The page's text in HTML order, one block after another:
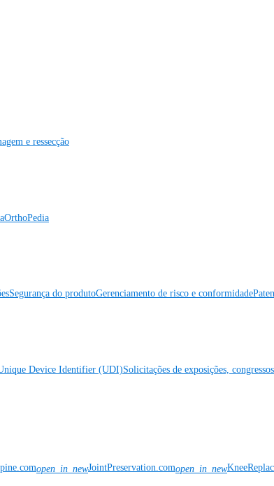
e ressecção
OrthoPedia
Segurança do produtoGerenciamento de risco e conformidade
Device Identifier (UDI)Solicitações de exposições,
open_in_newJointPreservation.comopen_in_new